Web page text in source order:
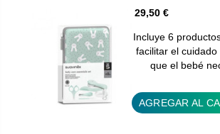
29,50 €
Incluye 6
facilitar el
que el bebé
AGREGAR AL